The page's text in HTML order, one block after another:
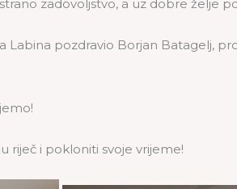
zadovoljstvo, a uz dobre želje
Labina pozdravio Borjan Batagelj,
riječ i pokloniti svoje vrijeme!